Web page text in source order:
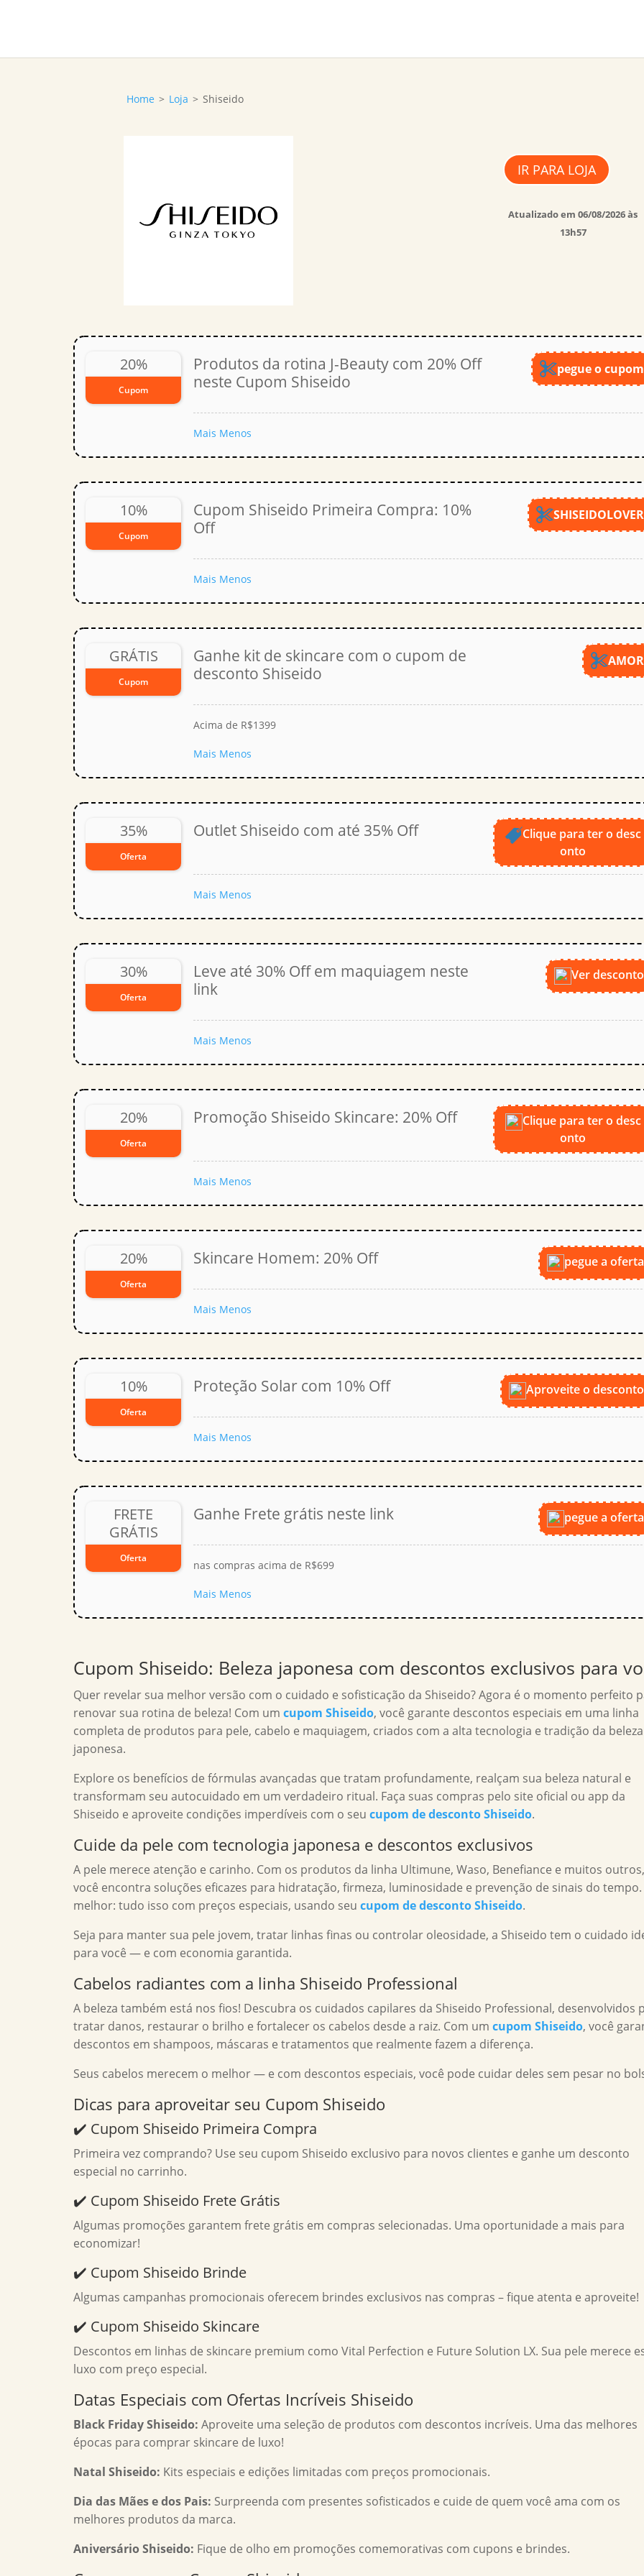
Home > Loja > Shiseido
IR PARA LOJA
Atualizado em 06/08/2026 às
13h57
20%
Cupom
Produtos da rotina J-Beauty com 20% Off
neste Cupom Shiseido
pegue o cupom
Mais Menos
10%
Cupom
Cupom Shiseido Primeira Compra: 10%
Off
SHISEIDOLOVER
Mais Menos
GRÁTIS
Cupom
Ganhe kit de skincare com o cupom de
desconto Shiseido
AMOR
Acima de R$1399
Mais Menos
35%
Oferta
Outlet Shiseido com até 35% Off
Clique para ter o desc
onto
Mais Menos
30%
Oferta
Leve até 30% Off em maquiagem neste
link
Ver desconto
Mais Menos
20%
Oferta
Promoção Shiseido Skincare: 20% Off
Clique para ter o desc
onto
Mais Menos
20%
Oferta
Skincare Homem: 20% Off pegue a oferta
Mais Menos
10%
Oferta
Proteção Solar com 10% Off Aproveite o desconto
Mais Menos
FRETE
GRÁTIS
Oferta
Ganhe Frete grátis neste link pegue a oferta
nas compras acima de R$699
Mais Menos
Cupom Shiseido: Beleza japonesa com descontos exclusivos para
Quer revelar sua melhor versão com o cuidado e sofisticação da Shiseido? Agora é o momento perfeito
renovar sua rotina de beleza! Com um cupom Shiseido, você garante descontos especiais em uma linha
completa de produtos para pele, cabelo e maquiagem, criados com a alta tecnologia e tradição da beleza
japonesa.
Explore os benefícios de fórmulas avançadas que tratam profundamente, realçam sua beleza natural e
transformam seu autocuidado em um verdadeiro ritual. Faça suas compras pelo site oficial ou app da
Shiseido e aproveite condições imperdíveis com o seu cupom de desconto Shiseido.
Cuide da pele com tecnologia japonesa e descontos exclusivos
A pele merece atenção e carinho. Com os produtos da linha Ultimune, Waso, Benefiance e muitos outros,
você encontra soluções eficazes para hidratação, firmeza, luminosidade e prevenção de sinais do tempo.
melhor: tudo isso com preços especiais, usando seu cupom de desconto Shiseido.
Seja para manter sua pele jovem, tratar linhas finas ou controlar oleosidade, a Shiseido tem o cuidado
para você — e com economia garantida.
Cabelos radiantes com a linha Shiseido Professional
A beleza também está nos fios! Descubra os cuidados capilares da Shiseido Professional, desenvolvidos
tratar danos, restaurar o brilho e fortalecer os cabelos desde a raiz. Com um cupom Shiseido, você
descontos em shampoos, máscaras e tratamentos que realmente fazem a diferença.
Seus cabelos merecem o melhor — e com descontos especiais, você pode cuidar deles sem pesar no
Dicas para aproveitar seu Cupom Shiseido
✔️ Cupom Shiseido Primeira Compra
Primeira vez comprando? Use seu cupom Shiseido exclusivo para novos clientes e ganhe um desconto
especial no carrinho.
✔️ Cupom Shiseido Frete Grátis
Algumas promoções garantem frete grátis em compras selecionadas. Uma oportunidade a mais para
economizar!
✔️ Cupom Shiseido Brinde
Algumas campanhas promocionais oferecem brindes exclusivos nas compras – fique atenta e aproveite!
✔️ Cupom Shiseido Skincare
Descontos em linhas de skincare premium como Vital Perfection e Future Solution LX. Sua pele merece
luxo com preço especial.
Datas Especiais com Ofertas Incríveis Shiseido
Black Friday Shiseido: Aproveite uma seleção de produtos com descontos incríveis. Uma das melhores
épocas para comprar skincare de luxo!
Natal Shiseido: Kits especiais e edições limitadas com preços promocionais.
Dia das Mães e dos Pais: Surpreenda com presentes sofisticados e cuide de quem você ama com os
melhores produtos da marca.
Aniversário Shiseido: Fique de olho em promoções comemorativas com cupons e brindes.